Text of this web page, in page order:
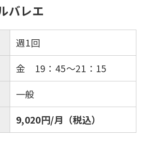
バレエ
週1回
金 19：45〜21：15
一般
9,020円/月（税込）